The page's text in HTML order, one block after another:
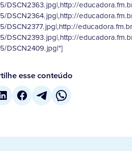
DSCN2363.jpg|,http://
DSCN2364.jpg|,http://
DSCN2377.jpg|,http://
DSCN2393.jpg|,http://
DSCN2409.jpg|"]
esse conteúdo